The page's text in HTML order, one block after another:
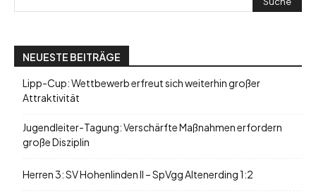
NEUESTE BEITRÄGE
Lipp-Cup: Wettbewerb erfreut sich weiterhin großer
Attraktivität
Jugendleiter-Tagung: Verschärfte Maßnahmen erfordern
große Disziplin
Herren 3: SV Hohenlinden II – SpVgg Altenerding 1:2